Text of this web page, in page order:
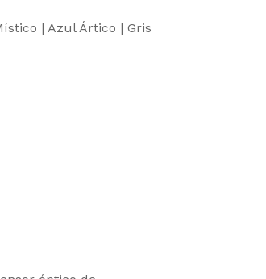
| Azul Ártico | Gris